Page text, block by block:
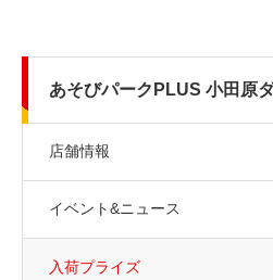
あそびパークPLUS 小田原
店舗情報
イベント&ニュース
入荷プライズ